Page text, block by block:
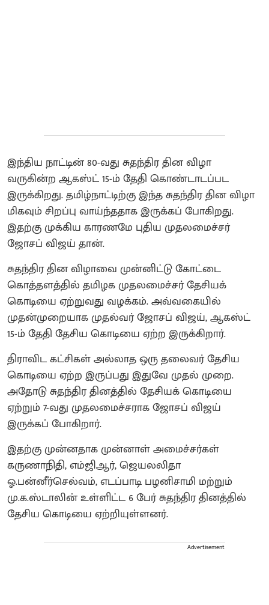
இந்திய நாட்டின் 80-வது சுதந்திர தின விழா
வருகின்ற ஆகஸ்ட் 15-ம் தேதி கொண்டாடப்பட
இருக்கிறது. தமிழ்நாட்டிற்கு இந்த சுதந்திர தின விழா
மிகவும் சிறப்பு வாய்ந்ததாக இருக்கப் போகிறது.
இதற்கு முக்கிய காரணமே புதிய முதலமைச்சர்
ஜோசப் விஜய் தான்.
சுதந்திர தின விழாவை முன்னிட்டு கோட்டை
கொத்தளத்தில் தமிழக முதலமைச்சர் தேசியக்
கொடியை ஏற்றுவது வழக்கம். அவ்வகையில்
முதன்முறையாக முதல்வர் ஜோசப் விஜய், ஆகஸ்ட்
15-ம் தேதி தேசிய கொடியை ஏற்ற இருக்கிறார்.
திராவிட கட்சிகள் அல்லாத ஒரு தலைவர் தேசிய
கொடியை ஏற்ற இருப்பது இதுவே முதல் முறை.
அதோடு சுதந்திர தினத்தில் தேசியக் கொடியை
ஏற்றும் 7-வது முதலமைச்சராக ஜோசப் விஜய்
இருக்கப் போகிறார்.
இதற்கு முன்னதாக முன்னாள் அமைச்சர்கள்
கருணாநிதி, எம்ஜிஆர், ஜெயலலிதா
ஓ.பன்னீர்செல்வம், எடப்பாடி பழனிசாமி மற்றும்
மு.க.ஸ்டாலின் உள்ளிட்ட 6 பேர் சுதந்திர தினத்தில்
தேசிய கொடியை ஏற்றியுள்ளனர்.
Advertisement